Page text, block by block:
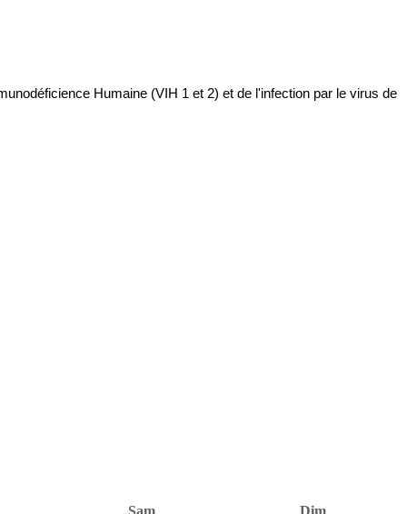
Humaine (VIH 1 et 2) et de l'infection par le virus de